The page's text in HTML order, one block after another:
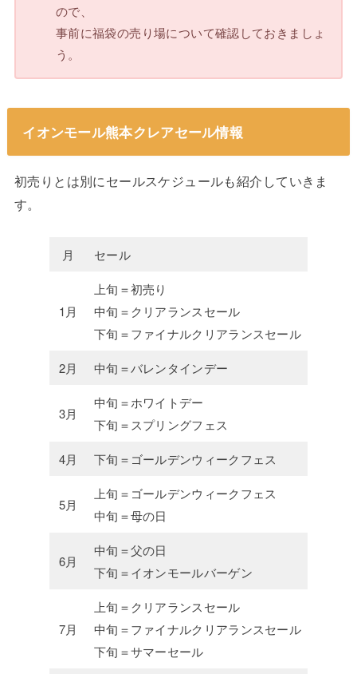
ので、
事前に福袋の売り場について確認しておきましょ
う。
イオンモール熊本クレアセール情報
初売りとは別にセールスケジュールも紹介していきま
す。
月 セール
1月
上旬＝初売り
中旬＝クリアランスセール
下旬＝ファイナルクリアランスセール
2月 中旬＝バレンタインデー
3月
中旬＝ホワイトデー
下旬＝スプリングフェス
4月 下旬＝ゴールデンウィークフェス
5月
上旬＝ゴールデンウィークフェス
中旬＝母の日
6月
中旬＝父の日
下旬＝イオンモールバーゲン
7月
上旬＝クリアランスセール
中旬＝ファイナルクリアランスセール
下旬＝サマーセール